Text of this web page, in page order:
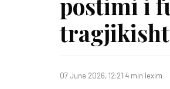
07 June 2026, 12:21·4 min lexim